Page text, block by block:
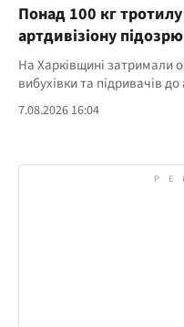
Понад 100 кг
артдивізіону
На Харківщині затримали
вибухівки та підривачів
7.08.2026 16:04